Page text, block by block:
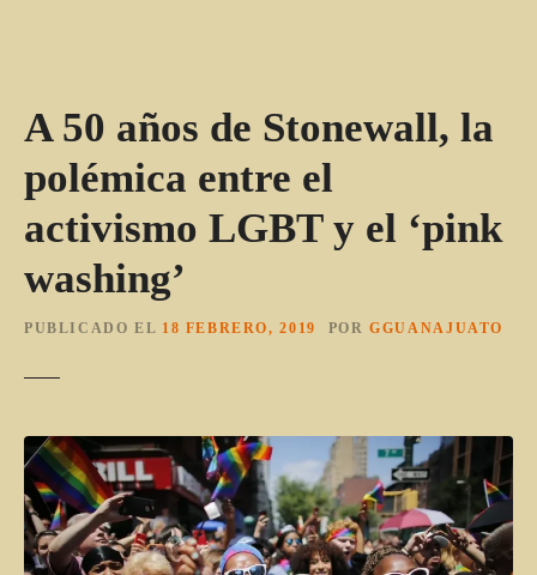
A 50 años de Stonewall, la
polémica entre el
activismo LGBT y el ‘pink
washing’
PUBLICADO EL 18 FEBRERO, 2019 POR GGUANAJUATO